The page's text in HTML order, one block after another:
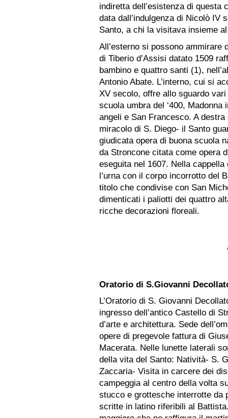
indiretta dell’esistenza di questa
data dall’indulgenza di Nicolò IV
Santo, a chi la visitava insieme
All’esterno si possono ammirare
di Tiberio d’Assisi datato 1509
bambino e quattro santi (1),
Antonio Abate. L’interno, cui si
XV secolo, offre allo sguardo
scuola umbra del ‘400,
angeli e San Francesco. A
miracolo di S. Diego- il Santo
giudicata opera di buona scuola
da Stroncone citata come opera
eseguita nel 1607. Nella
l’urna con il corpo incorrotto del
titolo che condivise con San
dimenticati i paliotti dei quattro
ricche decorazioni floreali.
Oratorio di S.Giovanni
L’Oratorio di S. Giovanni
ingresso dell’antico Castello di
d’arte e architettura. Sede
opere di pregevole fattura di
Macerata. Nelle lunette laterali
della vita del Santo: Natività- S.
Zaccaria- Visita in carcere dei
campeggia al centro della volta
stucco e grottesche interrotte da
scritte in latino riferibili al